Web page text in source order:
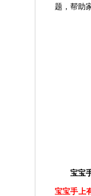
题，帮助
宝宝
宝宝手上